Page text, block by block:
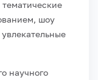
шоу
научного